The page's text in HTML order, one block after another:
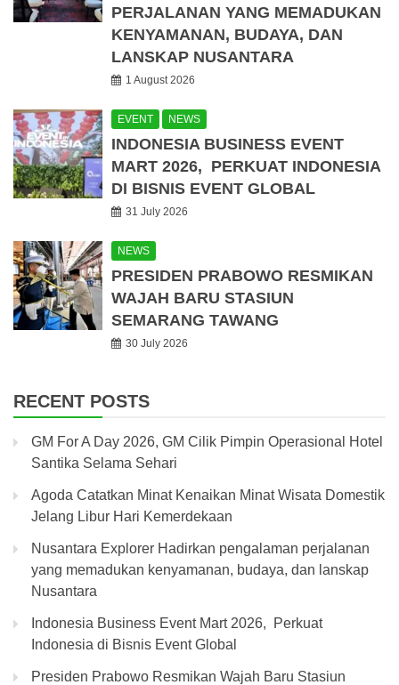
PERJALANAN YANG MEMADUKAN
KENYAMANAN, BUDAYA, DAN
LANSKAP NUSANTARA
1 August 2026
EVENT NEWS
INDONESIA BUSINESS EVENT
MART 2026, PERKUAT INDONESIA
DI BISNIS EVENT GLOBAL
31 July 2026
NEWS
PRESIDEN PRABOWO RESMIKAN
WAJAH BARU STASIUN
SEMARANG TAWANG
30 July 2026
RECENT POSTS
GM For A Day 2026, GM Cilik Pimpin Operasional Hotel
Santika Selama Sehari
Agoda Catatkan Minat Kenaikan Minat Wisata Domestik
Jelang Libur Hari Kemerdekaan
Nusantara Explorer Hadirkan pengalaman perjalanan
yang memadukan kenyamanan, budaya, dan lanskap
Nusantara
Indonesia Business Event Mart 2026, Perkuat
Indonesia di Bisnis Event Global
Presiden Prabowo Resmikan Wajah Baru Stasiun